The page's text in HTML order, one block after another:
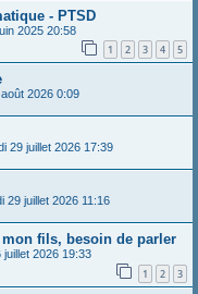
- PTSD
2025 20:58
1 2 3 4 5
2026 0:09
29 juillet 2026 17:39
29 juillet 2026 11:16
fils, besoin de parler
juillet 2026 19:33
1 2 3